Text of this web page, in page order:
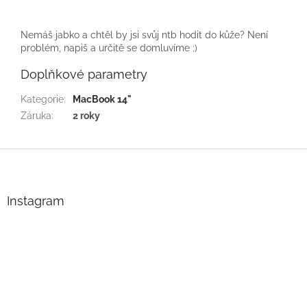
Nemáš jabko a chtěl by jsi svůj ntb hodit do kůže? Není
problém, napiš a určitě se domluvíme ;)
Doplňkové parametry
Kategorie:
MacBook 14"
Záruka: 2 roky
Instagram